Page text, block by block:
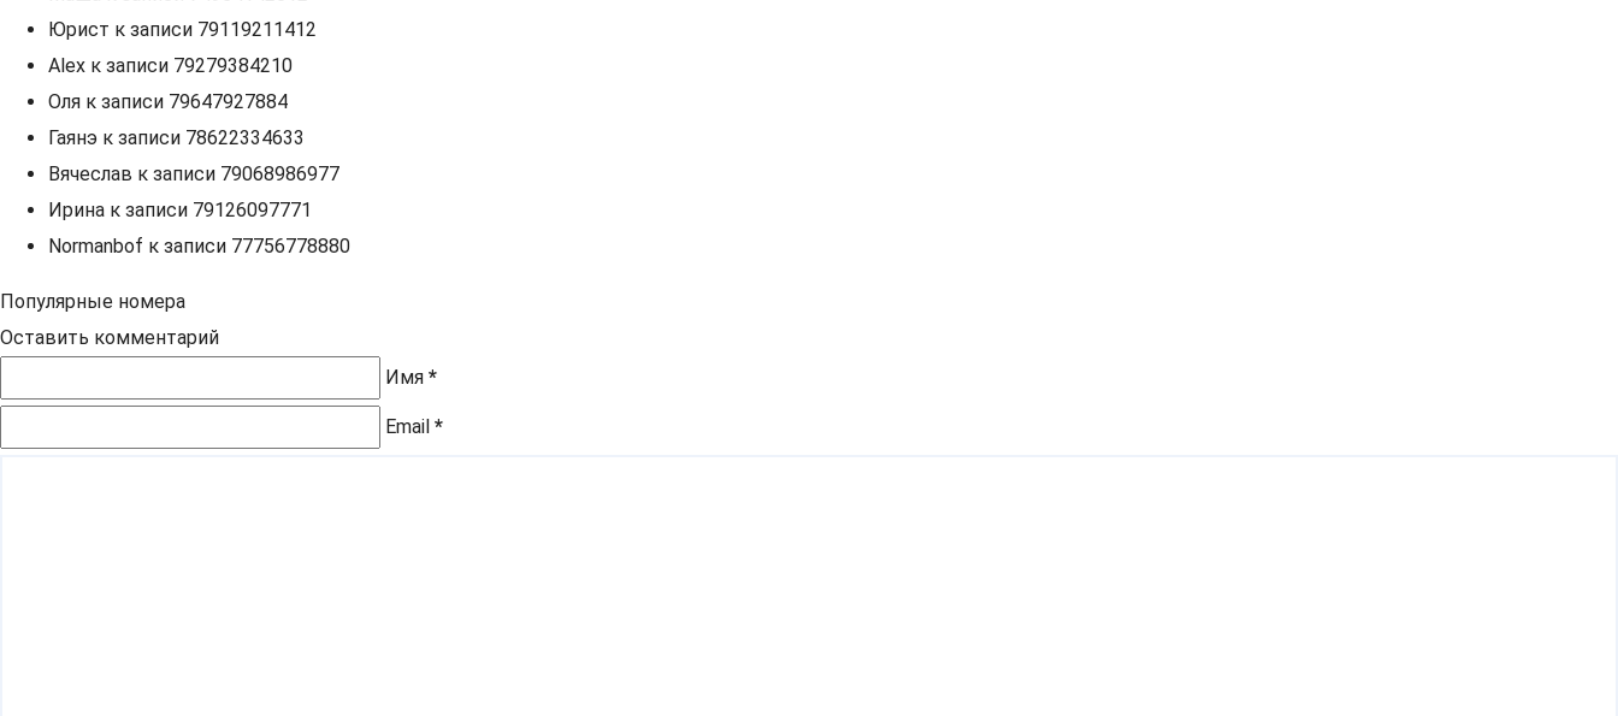
Юрист к записи 79119211412
Alex к записи 79279384210
Оля к записи 79647927884
Гаянэ к записи 78622334633
Вячеслав к записи 79068986977
Ирина к записи 79126097771
Normanbof к записи 77756778880
Популярные номера
Оставить комментарий
Имя *
Email *